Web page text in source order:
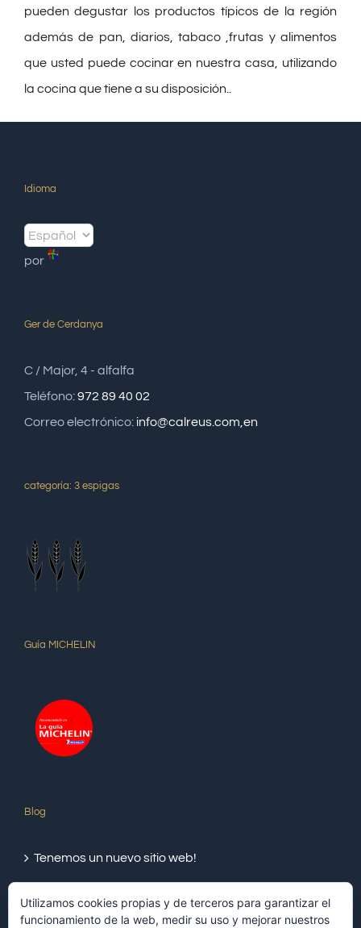
pueden degustar los productos típicos de la región
además de pan, diarios, tabaco ,frutas y alimentos
que usted puede cocinar en nuestra casa, utilizando
la cocina que tiene a su disposición..
Idioma
por
Ger de Cerdanya
C / Major, 4 - alfalfa
Teléfono:972 89 40 02
Correo electrónico: info@calreus.com,en
categoría: 3 espigas
Guía MICHELIN
Blog
Tenemos un nuevo sitio web!
Utilizamos cookies propias y de terceros para garantizar el
funcionamiento de la web, medir su uso y mejorar nuestros